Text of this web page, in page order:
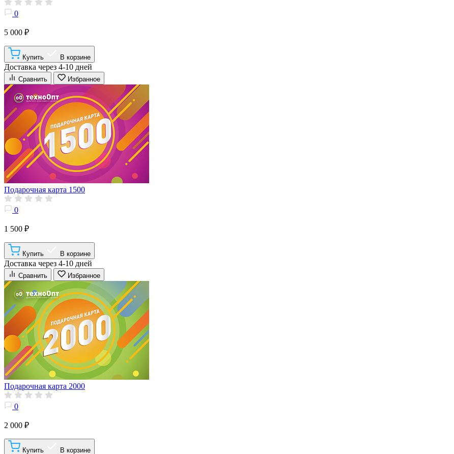
0
5 000 ₽
Купить В корзине
Доставка через 4-10 дней
Сравнить Избранное
Подарочная карта 1500
0
1 500 ₽
Купить В корзине
Доставка через 4-10 дней
Сравнить Избранное
Подарочная карта 2000
0
2 000 ₽
Купить В корзине